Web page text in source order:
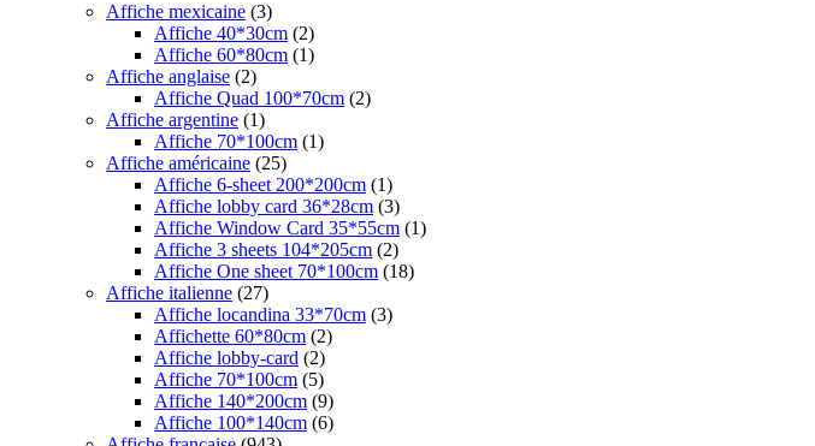
Affiche mexicaine (3)
Affiche 40*30cm (2)
Affiche 60*80cm (1)
Affiche anglaise (2)
Affiche Quad 100*70cm (2)
Affiche argentine (1)
Affiche 70*100cm (1)
Affiche américaine (25)
Affiche 6-sheet 200*200cm (1)
Affiche lobby card 36*28cm (3)
Affiche Window Card 35*55cm (1)
Affiche 3 sheets 104*205cm (2)
Affiche One sheet 70*100cm (18)
Affiche italienne (27)
Affiche locandina 33*70cm (3)
Affichette 60*80cm (2)
Affiche lobby-card (2)
Affiche 70*100cm (5)
Affiche 140*200cm (9)
Affiche 100*140cm (6)